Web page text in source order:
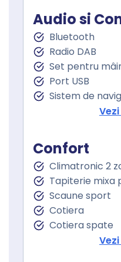
Audio si
Bluetooth
Radio DAB
Set pentru
Port USB
Sistem de
Touchscreen
Confort
Climatronic 2
Tapiterie mixa
Scaune sport
Cotiera
Cotiera spate
Volan de piele